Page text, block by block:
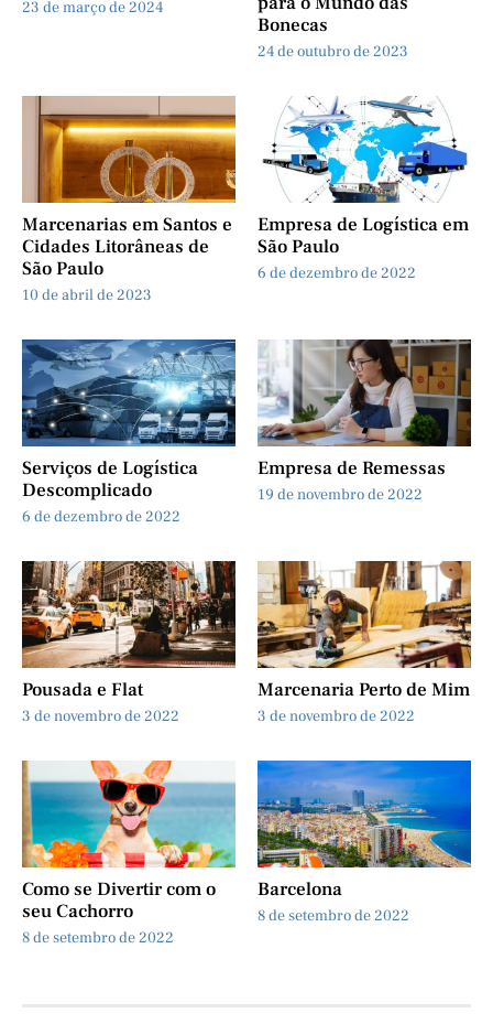
23 de março de 2024
Bonecas
24 de outubro de 2023
Marcenarias em Santos e
Cidades Litorâneas de
São Paulo
10 de abril de 2023
Empresa de Logística em
São Paulo
6 de dezembro de 2022
Serviços de Logística
Descomplicado
6 de dezembro de 2022
Empresa de Remessas
19 de novembro de 2022
Pousada e Flat
3 de novembro de 2022
Marcenaria Perto de Mim
3 de novembro de 2022
Como se Divertir com o
seu Cachorro
8 de setembro de 2022
Barcelona
8 de setembro de 2022